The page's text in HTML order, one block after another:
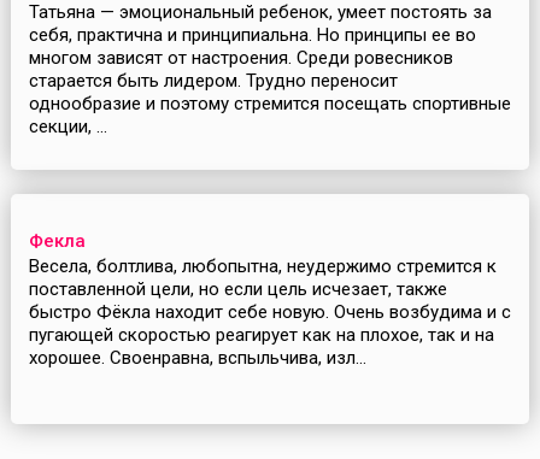
Татьяна — эмоциональный ребенок, умеет постоять за
себя, практична и принципиальна. Но принципы ее во
многом зависят от настроения. Среди ровесников
старается быть лидером. Трудно переносит
однообразие и поэтому стремится посещать спортивные
секции, ...
Фекла
Весела, болтлива, любопытна, неудержимо стремится к
поставленной цели, но если цель исчезает, также
быстро Фёкла находит себе новую. Очень возбудима и с
пугающей скоростью реагирует как на плохое, так и на
хорошее. Своенравна, вспыльчива, изл...